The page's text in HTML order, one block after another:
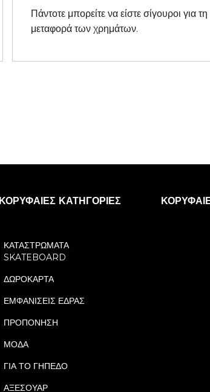
Πάντοτε μπορείτε να είστε σίγουροι για τη
μεταφορά των χρημάτων.
ΚΟΡΥΦΑΊΕΣ ΚΑΤΗΓΟΡΊΕΣ
ΚΑΤΑΣΤΡΩΜΑΤΑ
SKATEBOARD
ΔΩΡΟΚΑΡΤΑ
ΕΜΦΑΝΙΣΕΙΣ ΕΔΡΑΣ
ΠΡΟΠΟΝΗΣΗ
ΜΟΔΑ
ΓΙΑ ΤΟ ΓΗΠΕΔΟ
ΑΞΕΣΟΥΑΡ